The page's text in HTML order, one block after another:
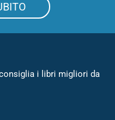
i libri migliori da